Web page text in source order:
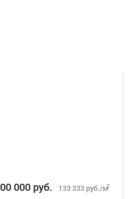
000 руб. 133 333 руб./м2